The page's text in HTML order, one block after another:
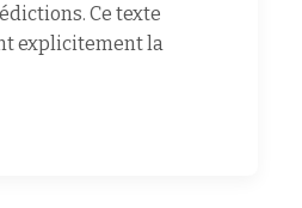
Ce texte
explicitement la